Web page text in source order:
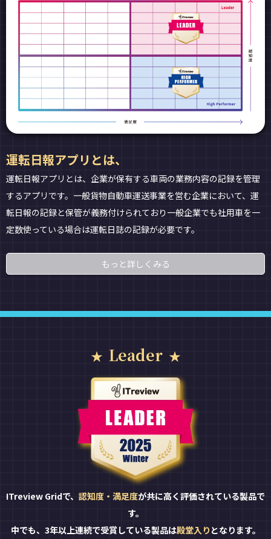
運転日報アプリとは、
運転日報アプリとは、企業が保有する車両の業務内容の記録を管理
するアプリです。一般貨物自動車運送事業を営む企業において、運
転日報の記録と保管が義務付けられており一般企業でも社用車を一
定数使っている場合は運転日誌の記録が必要です。
もっと詳しくみる
Leader
ITreview Gridで、 認知度・満足度が共に高く評価されている製品で
す。
中でも、3年以上連続で受賞している製品は殿堂入り となります。